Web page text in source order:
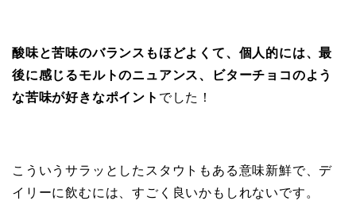
酸味と苦味のバランスもほどよくて、個人的には、最
後に感じるモルトのニュアンス、ビターチョコのよう
な苦味が好きなポイント でした！
こういうサラッとしたスタウトもある意味新鮮で、デ
イリーに飲むには、すごく良いかもしれないです。